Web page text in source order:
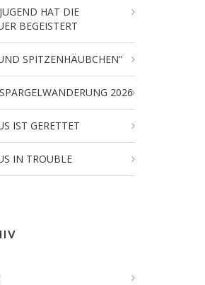
HAT DIE
BEGEISTERT
SPITZENHÄUBCHEN“
2026
IST GERETTET
IN TROUBLE